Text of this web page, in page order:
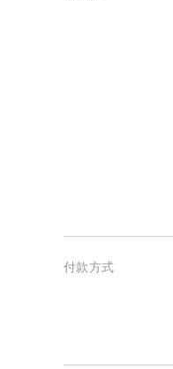
付款方式